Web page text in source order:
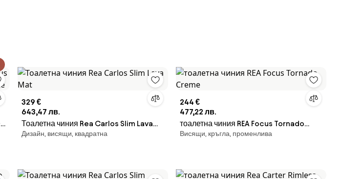
329 €
643,47 лв.
Тоалетна чиния Rea Carlos Slim Lava
Mat
Дизайн, висящи, квадратна
244 €
477,22 лв.
тоалетна чиния REA Focus Tornado
Creme
Висящи, кръгла, променлива